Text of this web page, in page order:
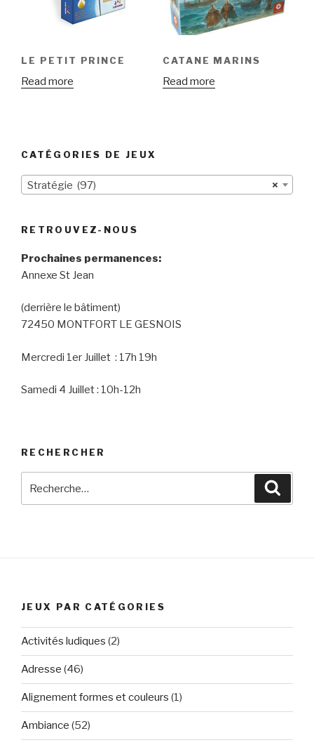
LE PETIT PRINCE
Read more
CATANE MARINS
Read more
CATÉGORIES DE JEUX
×
Stratégie (97)
RETROUVEZ-NOUS
Prochaines permanences:
Annexe St Jean
(derrière le bâtiment)
72450 MONTFORT LE GESNOIS
Mercredi 1er Juillet : 17h 19h
Samedi 4 Juillet : 10h-12h
RECHERCHER
pour
JEUX PAR CATÉGORIES
Activités ludiques (2)
Adresse (46)
Alignement formes et couleurs (1)
Ambiance (52)